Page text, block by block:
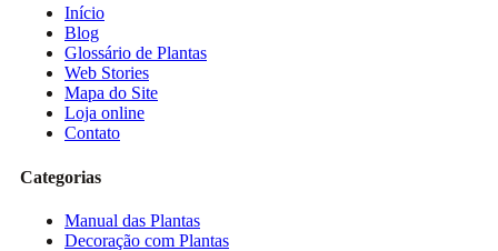
Início
Blog
Glossário de Plantas
Web Stories
Mapa do Site
Loja online
Contato
Categorias
Manual das Plantas
Decoração com Plantas